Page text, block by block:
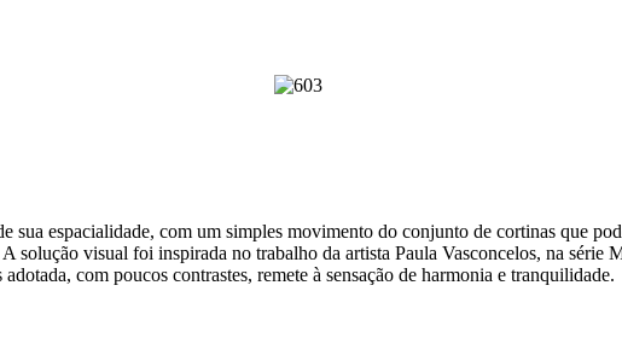
sua espacialidade, com um simples movimento do conjunto de cortinas que
solução visual foi inspirada no trabalho da artista Paula Vasconcelos, na
com poucos contrastes, remete à sensação de harmonia e tranquilidade.